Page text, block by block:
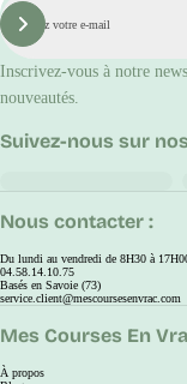
mail
S'inscrire
Inscrivez-vous à notre
nouveautés.
Nous contacter :
Du lundi au vendredi de 8H30 à
04.58.14.10.75
Basés en Savoie (73)
service.client@mescoursesenvrac.com
Mes Courses En
À propos
Suivez-nous sur